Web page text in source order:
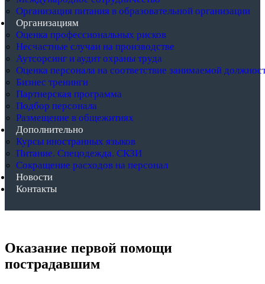
Организация питания в образовательной организации
Организациям
Оценка профессиональных рисков
Несчастные случаи на производстве
Аутсорсинг и аудит охраны труда
Оценка персонала на соответствие занимаемой
Бизнес тренинги
Партнерская программа
Подбор персонала
Размещение в общежитиях
Дополнительно
Курсы иностранных языков
Питание. Спецодежда. СКЗИ
Сокращение расходов на персонал
Новости
Контакты
Оказание первой помощи
пострадавшим